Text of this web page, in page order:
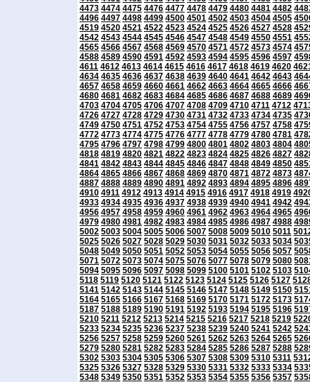
4473 4474 4475 4476 4477 4478 4479 4480 4481 4482
4496 4497 4498 4499 4500 4501 4502 4503 4504 4505
4519 4520 4521 4522 4523 4524 4525 4526 4527 4528
4542 4543 4544 4545 4546 4547 4548 4549 4550 4551
4565 4566 4567 4568 4569 4570 4571 4572 4573 4574
4588 4589 4590 4591 4592 4593 4594 4595 4596 4597
4611 4612 4613 4614 4615 4616 4617 4618 4619 4620
4634 4635 4636 4637 4638 4639 4640 4641 4642 4643
4657 4658 4659 4660 4661 4662 4663 4664 4665 4666
4680 4681 4682 4683 4684 4685 4686 4687 4688 4689
4703 4704 4705 4706 4707 4708 4709 4710 4711 4712
4726 4727 4728 4729 4730 4731 4732 4733 4734 4735
4749 4750 4751 4752 4753 4754 4755 4756 4757 4758
4772 4773 4774 4775 4776 4777 4778 4779 4780 4781
4795 4796 4797 4798 4799 4800 4801 4802 4803 4804
4818 4819 4820 4821 4822 4823 4824 4825 4826 4827
4841 4842 4843 4844 4845 4846 4847 4848 4849 4850
4864 4865 4866 4867 4868 4869 4870 4871 4872 4873
4887 4888 4889 4890 4891 4892 4893 4894 4895 4896
4910 4911 4912 4913 4914 4915 4916 4917 4918 4919
4933 4934 4935 4936 4937 4938 4939 4940 4941 4942
4956 4957 4958 4959 4960 4961 4962 4963 4964 4965
4979 4980 4981 4982 4983 4984 4985 4986 4987 4988
5002 5003 5004 5005 5006 5007 5008 5009 5010 5011
5025 5026 5027 5028 5029 5030 5031 5032 5033 5034
5048 5049 5050 5051 5052 5053 5054 5055 5056 5057
5071 5072 5073 5074 5075 5076 5077 5078 5079 5080
5094 5095 5096 5097 5098 5099 5100 5101 5102 5103
5118 5119 5120 5121 5122 5123 5124 5125 5126 5127
5141 5142 5143 5144 5145 5146 5147 5148 5149 5150
5164 5165 5166 5167 5168 5169 5170 5171 5172 5173
5187 5188 5189 5190 5191 5192 5193 5194 5195 5196
5210 5211 5212 5213 5214 5215 5216 5217 5218 5219
5233 5234 5235 5236 5237 5238 5239 5240 5241 5242
5256 5257 5258 5259 5260 5261 5262 5263 5264 5265
5279 5280 5281 5282 5283 5284 5285 5286 5287 5288
5302 5303 5304 5305 5306 5307 5308 5309 5310 5311
5325 5326 5327 5328 5329 5330 5331 5332 5333 5334
5348 5349 5350 5351 5352 5353 5354 5355 5356 5357